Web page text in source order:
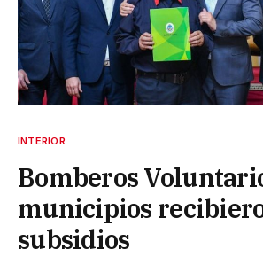
INTERIOR
Bomberos
municipios
subsidios